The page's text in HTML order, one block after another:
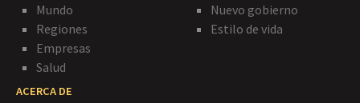
Mundo
Regiones
Empresas
Salud
Nuevo gobierno
Estilo de vida
ACERCA DE